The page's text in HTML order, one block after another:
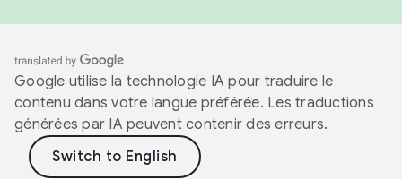
Google utilise la technologie IA pour traduire le
contenu dans votre langue préférée. Les traductions
générées par IA peuvent contenir des erreurs.